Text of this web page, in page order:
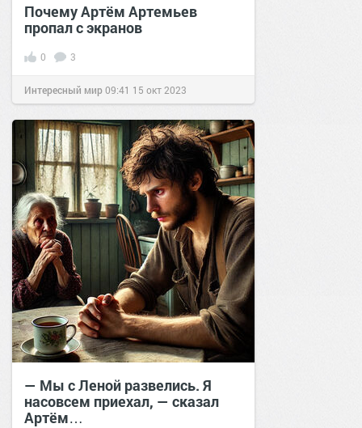
Почему Артём Артемьев
пропал с экранов
0 3
Интересный мир09:41 15 окт 2023
— Мы с Леной развелись. Я
насовсем приехал, — сказал
Артём…